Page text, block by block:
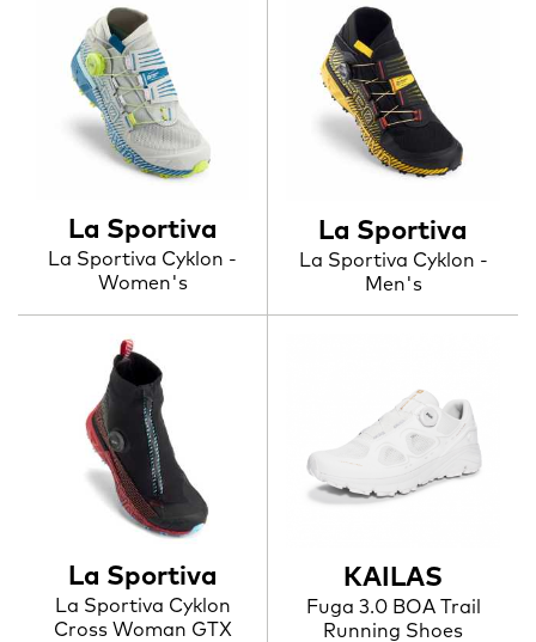
La Sportiva
La Sportiva Cyklon -
Women's
La Sportiva
La Sportiva Cyklon -
Men's
La Sportiva
La Sportiva Cyklon
Cross Woman GTX
KAILAS
Fuga 3.0 BOA Trail
Running Shoes